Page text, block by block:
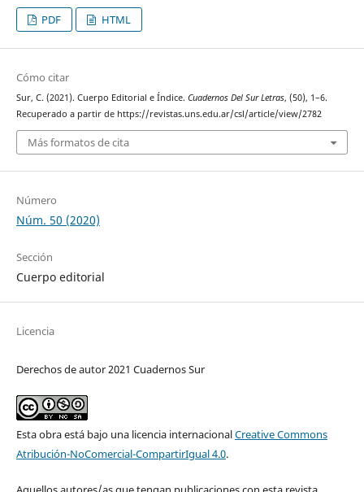
PDF HTML
Cómo citar
Sur, C. (2021). Cuerpo Editorial e Índice. Cuadernos Del Sur Letras, (50), 1–6.
Recuperado a partir de https://revistas.uns.edu.ar/csl/article/view/2782
Más formatos de cita
Número
Núm. 50 (2020)
Sección
Cuerpo editorial
Licencia
Derechos de autor 2021 Cuadernos Sur
Esta obra está bajo una licencia internacionalCreative Commons
Atribución-NoComercial-CompartirIgual 4.0.